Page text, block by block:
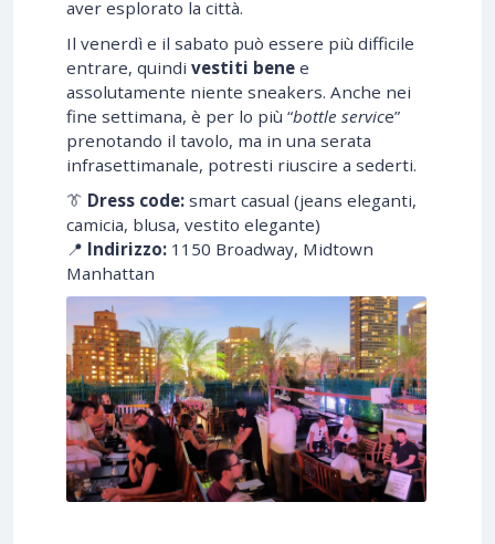
aver esplorato la città.
Il venerdì e il sabato può essere più difficile
entrare, quindi vestiti bene e
assolutamente niente sneakers. Anche nei
fine settimana, è per lo più “bottle service”
prenotando il tavolo, ma in una serata
infrasettimanale, potresti riuscire a sederti.
👔 Dress code: smart casual (jeans eleganti,
camicia, blusa, vestito elegante)
📍 Indirizzo: 1150 Broadway, Midtown
Manhattan